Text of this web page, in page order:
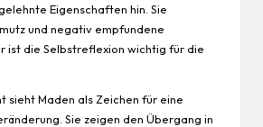
Eigenschaften hin. Sie
und negativ empfundene
ist die Selbstreflexion wichtig für die
sieht Maden als Zeichen für eine
Sie zeigen den Übergang in